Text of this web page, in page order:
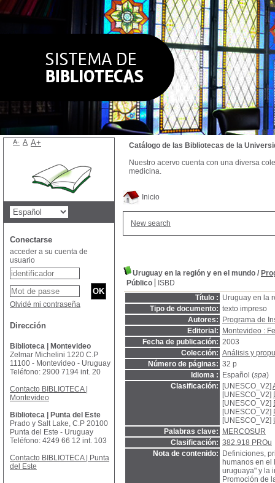
Inicio
New search
Uruguay en la región y en el mundo /
Público
ISBD
Título : Uruguay en la
Tipo de documento: texto impreso
Autores:
Programa de
Editorial:
Montevideo :
Fecha de publicación: 2003
Colección: Análisis y
Número de páginas: 32 p
Idioma :
Español (spa)
Clasificación:
[UNESCO_V2]
[UNESCO_V2]
[UNESCO_V2]
[UNESCO_V2]
[UNESCO_V2]
Palabras clave:
MERCOSUR
Clasificación: 382.918 PROu
Nota de contenido:
Definiciones,
humanos en el
uruguaya" y la
Promoción de
Catálogo de las Bibliotecas de la
Nuestro acervo cuenta con una diversa
medicina.
A- A A+
Conectarse
acceder a su cuenta de
usuario
Olvidé mi contraseña
Dirección
Biblioteca | Montevideo
Zelmar Michelini 1220 C.P
11100 - Montevideo - Uruguay
Teléfono: 2900 7194 int. 20
Contacto BIBLIOTECA |
Montevideo
Biblioteca | Punta del Este
Prado y Salt Lake, C.P 20100
Punta del Este - Uruguay
Teléfono: 4249 66 12 int. 103
Contacto BIBLIOTECA | Punta
del Este